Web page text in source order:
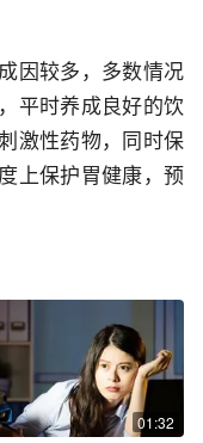
因较多，多数情况
平时养成良好的饮
激性药物，同时保
上保护胃健康，预
01:32